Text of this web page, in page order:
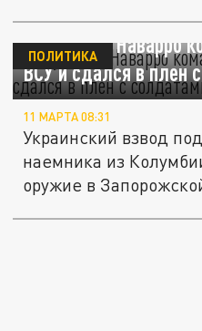
Колумбиец Наварро
ВСУ и сдался в плен
ПОЛИТИКА
11 МАРТА 08:31
Украинский взвод
наемника из
оружие в